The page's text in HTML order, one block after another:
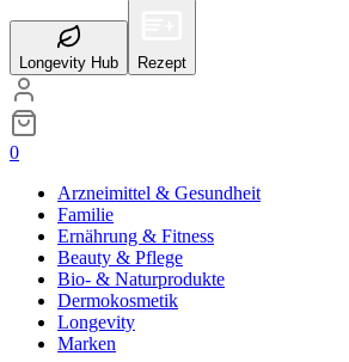
Longevity Hub Rezept
0
Arzneimittel & Gesundheit
Familie
Ernährung & Fitness
Beauty & Pflege
Bio- & Naturprodukte
Dermokosmetik
Longevity
Marken